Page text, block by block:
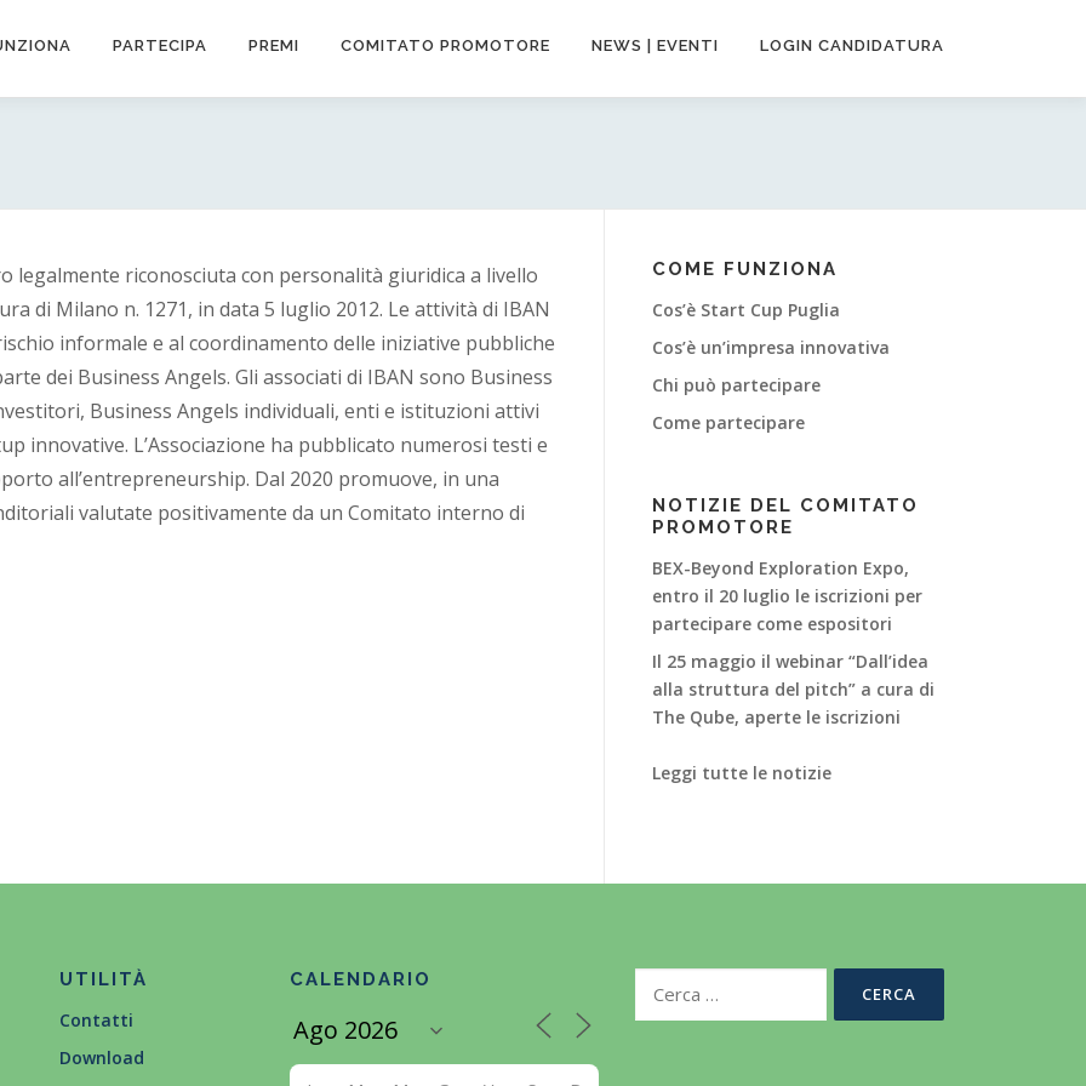
PARTECIPA PREMI COMITATO PROMOTORE NEWS | EVENTI LOGIN CANDIDATURA
legalmente riconosciuta con personalità giuridica a livello
di Milano n. 1271, in data 5 luglio 2012. Le attività di IBAN
informale e al coordinamento delle iniziative pubbliche
dei Business Angels. Gli associati di IBAN sono Business
Business Angels individuali, enti e istituzioni attivi
innovative. L’Associazione ha pubblicato numerosi testi e
all’entrepreneurship. Dal 2020 promuove, in una
valutate positivamente da un Comitato interno di
COME FUNZIONA
Cos’è Start Cup Puglia
Cos’è un’impresa innovativa
Chi può partecipare
Come partecipare
NOTIZIE DEL COMITATO
PROMOTORE
BEX-Beyond Exploration Expo,
entro il 20 luglio le iscrizioni per
partecipare come espositori
Il 25 maggio il webinar “Dall’idea
alla struttura del pitch” a cura di
The Qube, aperte le iscrizioni
Leggi tutte le notizie
UTILITÀ
Contatti
Download
CALENDARIO
per: